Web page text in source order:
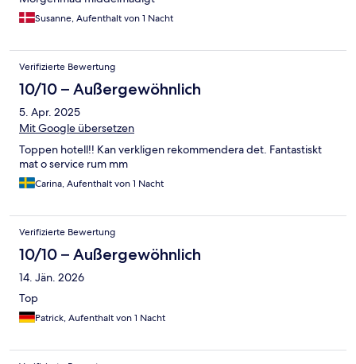
Susanne, Aufenthalt von 1 Nacht
Verifizierte Bewertung
10/10 – Außergewöhnlich
5. Apr. 2025
Mit Google übersetzen
Toppen hotell!! Kan verkligen rekommendera det. Fantastiskt
mat o service rum mm
Carina, Aufenthalt von 1 Nacht
Verifizierte Bewertung
10/10 – Außergewöhnlich
14. Jän. 2026
Top
Patrick, Aufenthalt von 1 Nacht